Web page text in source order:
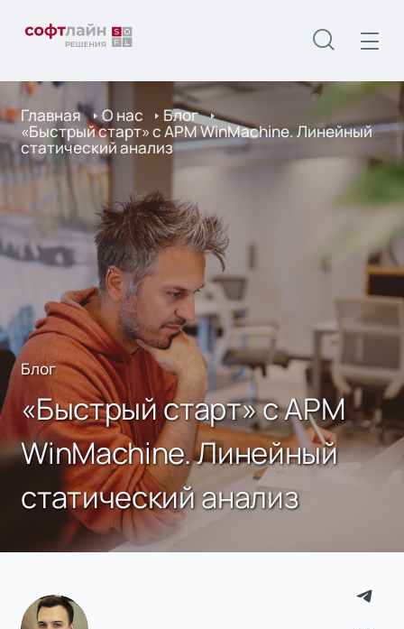
Главная О нас Блог
«Быстрый старт» с APM WinMachine. Линейный
статический анализ
Блог
«Быстрый старт» с APM
WinMachine. Линейный
статический анализ